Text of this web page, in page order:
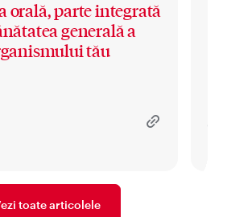
orală, parte integrată
generală a
tău
toate articolele